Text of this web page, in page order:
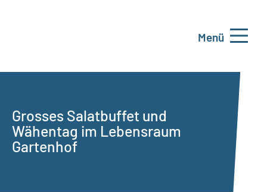
Menü
Grosses Salatbuffet und
Wähentag im Lebensraum
Gartenhof